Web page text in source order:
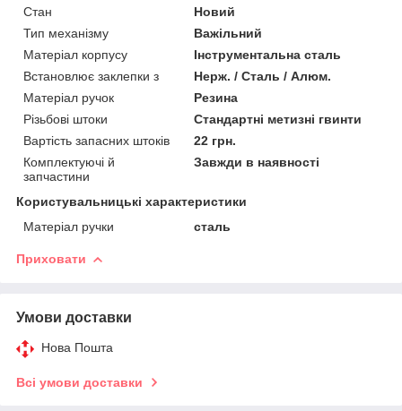
Стан
Новий
Тип механізму
Важільний
Матеріал корпусу
Інструментальна сталь
Встановлює заклепки з
Нерж. / Сталь / Алюм.
Матеріал ручок
Резина
Різьбові штоки
Стандартні метизні гвинти
Вартість запасних штоків
22 грн.
Комплектуючі й
запчастини
Завжди в наявності
Користувальницькі характеристики
Матеріал ручки
сталь
Приховати
Умови доставки
Нова Пошта
Всі умови доставки